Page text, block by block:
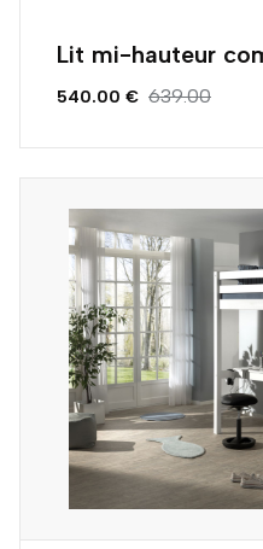
Lit mi-hauteur
540.00 € 639.00